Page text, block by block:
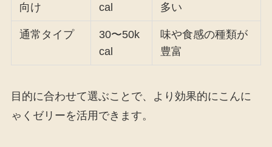
向け
cal
多い
通常タイプ
30〜50k
cal
味や食感の種類が
豊富
目的に合わせて選ぶことで、より効果的にこんに
ゃくゼリーを活用できます。